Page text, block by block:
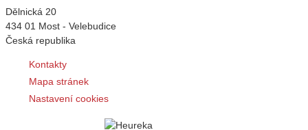
Dělnická 20
434 01 Most - Velebudice
Česká republika
Kontakty
Mapa stránek
Nastavení cookies